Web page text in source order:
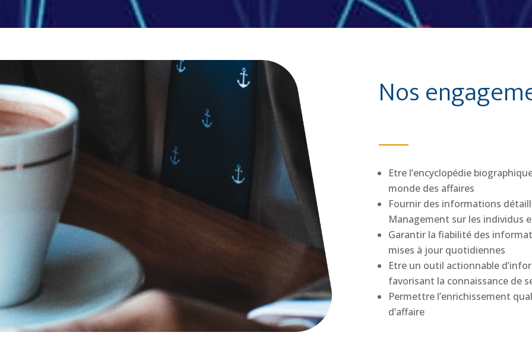
Nos
Etre l’encyclopédie
monde des affaires
Fournir des informations
Management sur les individus
Garantir la fiabilité des
mises à jour quotidiennes
Etre un outil actionnable
favorisant la connaissance de
Permettre l’enrichissement
d’affaire